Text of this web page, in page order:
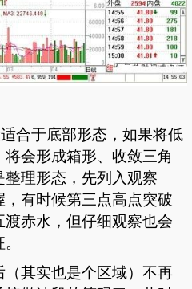
合于底部形态，如果将低
会形成箱形、收敛三角
理形态，先列入观察
有时候第三点高点突破
赤水，但仔细观察也会
（其实也是个区域）不再